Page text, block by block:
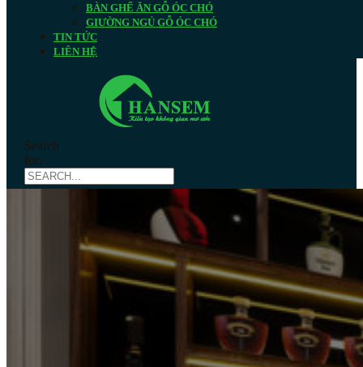
BÀN GHẾ ĂN GỖ ÓC CHÓ
GIƯỜNG NGỦ GỖ ÓC CHÓ
TIN TỨC
LIÊN HỆ
Search
for:
Thiết Kế Nội Thất Nhà Anh
Toàn Tại Nam Đàn